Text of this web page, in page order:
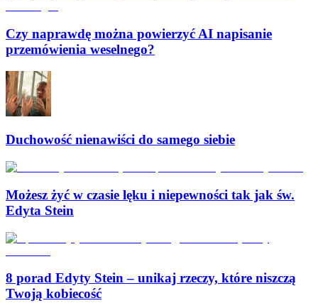
Czy naprawdę można powierzyć AI napisanie
przemówienia weselnego?
Duchowość nienawiści do samego siebie
Możesz żyć w czasie lęku i niepewności tak jak św.
Edyta Stein
8 porad Edyty Stein – unikaj rzeczy, które niszczą
Twoją kobiecość